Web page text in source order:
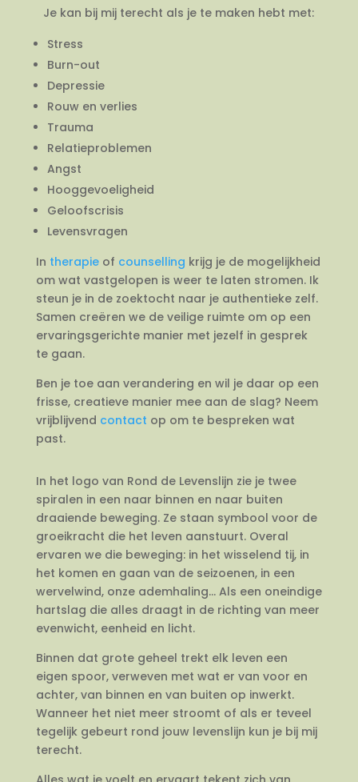
Je kan bij mij terecht als je te maken hebt met:
Stress
Burn-out
Depressie
Rouw en verlies
Trauma
Relatieproblemen
Angst
Hooggevoeligheid
Geloofscrisis
Levensvragen
In therapieof counselling krijg je de mogelijkheid
om wat vastgelopen is weer te laten stromen. Ik
steun je in de zoektocht naar je authentieke zelf.
Samen creëren we de veilige ruimte om op een
ervaringsgerichte manier met jezelf in gesprek
te gaan.
Ben je toe aan verandering en wil je daar op een
frisse, creatieve manier mee aan de slag? Neem
vrijblijvend contact op om te bespreken wat
past.
In het logo van Rond de Levenslijn zie je twee
spiralen in een naar binnen en naar buiten
draaiende beweging. Ze staan symbool voor de
groeikracht die het leven aanstuurt. Overal
ervaren we die beweging: in het wisselend tij, in
het komen en gaan van de seizoenen, in een
wervelwind, onze ademhaling… Als een oneindige
hartslag die alles draagt in de richting van meer
evenwicht, eenheid en licht.
Binnen dat grote geheel trekt elk leven een
eigen spoor, verweven met wat er van voor en
achter, van binnen en van buiten op inwerkt.
Wanneer het niet meer stroomt of als er teveel
tegelijk gebeurt rond jouw levenslijn kun je bij mij
terecht.